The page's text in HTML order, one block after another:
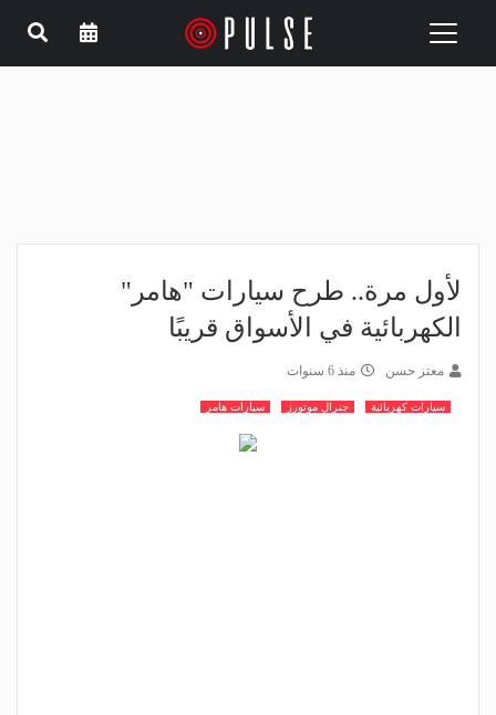
Toggle
لأول مرة.. طرح سيارات "هامر"
الكهربائية في الأسواق قريبًا
معتز حسن منذ 6 سنوات
سيارات كهربائية جنرال موتورز سيارات هامر